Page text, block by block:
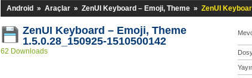
Android » Araçlar » ZenUI Keyboard – Emoji, Theme » ZenUI
ZenUI Keyboard – Emoji, Theme
1.5.0.28_150925-1510500142
62 Downloads